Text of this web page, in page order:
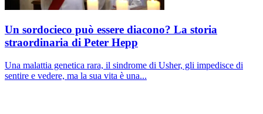
Un sordocieco può essere diacono? La storia
straordinaria di Peter Hepp
Una malattia genetica rara, il sindrome di Usher, gli impedisce di
sentire e vedere, ma la sua vita è una...